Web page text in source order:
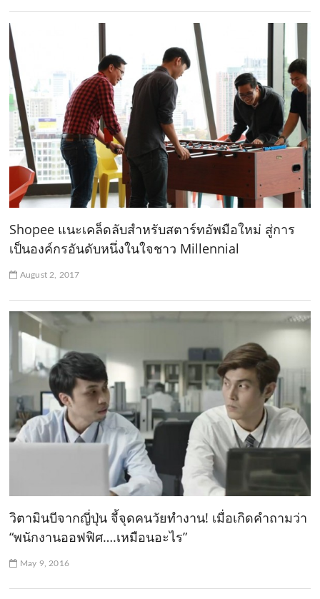
Shopee แนะเคล็ดลับสำหรับสตาร์ทอัพมือใหม่ สู่การ
เป็นองค์กรอันดับหนึ่งในใจชาว Millennial
August 2, 2017
วิตามินบีจากญี่ปุ่น จี้จุดคนวัยทำงาน! เมื่อเกิดคำถามว่า
“พนักงานออฟฟิศ….เหมือนอะไร”
May 9, 2016